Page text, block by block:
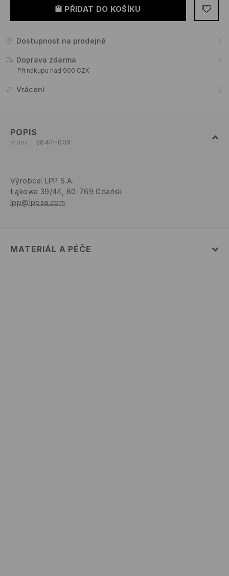
PŘIDAT DO KOŠÍKU
Dostupnost na prodejně
Doprava zdarma
Při nákupu nad 900 CZK
Vrácení
POPIS
Index 384IF-00X
Výrobce: LPP S.A.
Łąkowa 39/44, 80-769 Gdańsk
lpp@lppsa.com
MATERIÁL A PÉČE